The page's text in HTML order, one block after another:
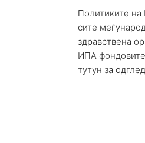
Политиките на
сите
здравствена
ИПА фондовите
тутун за